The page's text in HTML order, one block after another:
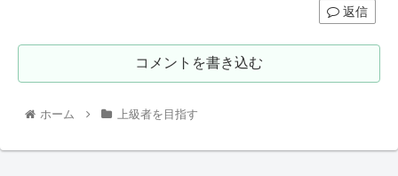
返信
コメントを書き込む
ホーム 上級者を目指す